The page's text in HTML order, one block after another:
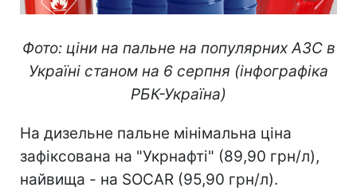
Фото: ціни на пальне на популярних АЗС в
Україні станом на 6 серпня (інфографіка
РБК-Україна)
На дизельне пальне мінімальна ціна
зафіксована на "Укрнафті" (89,90 грн/л),
найвища - на SOCAR (95,90 грн/л).